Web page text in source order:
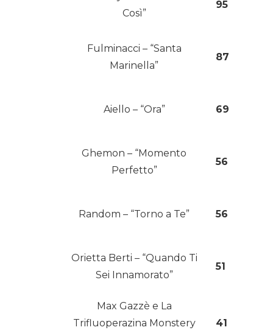
Così”
95
Fulminacci – “Santa
Marinella”
87
Aiello – “Ora” 69
Ghemon – “Momento
Perfetto”
56
Random – “Torno a Te” 56
Orietta Berti – “Quando Ti
Sei Innamorato”
51
Max Gazzè e La
Trifluoperazina Monstery
41